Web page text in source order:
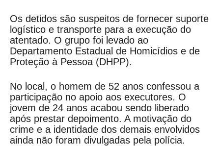
Os detidos são suspeitos de fornecer suporte
logístico e transporte para a execução do
atentado. O grupo foi levado ao
Departamento Estadual de Homicídios e de
Proteção à Pessoa (DHPP).
No local, o homem de 52 anos confessou a
participação no apoio aos executores. O
jovem de 24 anos acabou sendo liberado
após prestar depoimento. A motivação do
crime e a identidade dos demais envolvidos
ainda não foram divulgadas pela polícia.